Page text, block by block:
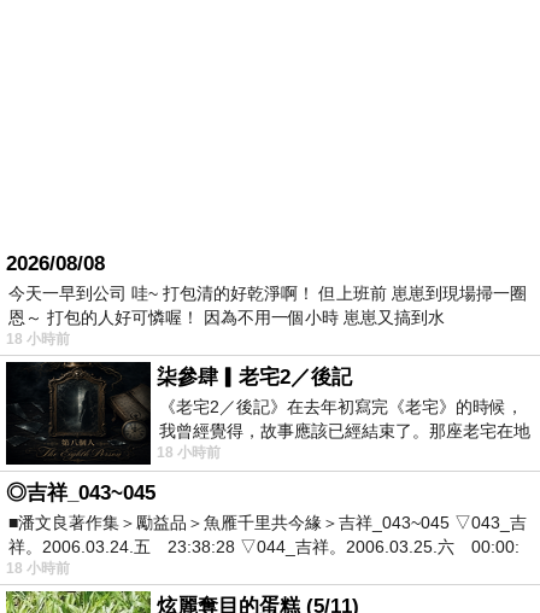
2026/08/08
今天一早到公司 哇~ 打包清的好乾淨啊！ 但上班前 崽崽到現場掃一圈
恩～ 打包的人好可憐喔！ 因為不用一個小時 崽崽又搞到水
18 小時前
柒參肆▎老宅2／後記
《老宅2／後記》在去年初寫完《老宅》的時候，
我曾經覺得，故事應該已經結束了。那座老宅在地
震中倒塌，七個人終於離開那片黑暗，
18 小時前
◎吉祥_043~045
■潘文良著作集＞勵益品＞魚雁千里共今緣＞吉祥_043~045 ▽043_吉
祥。2006.03.24.五 23:38:28 ▽044_吉祥。2006.03.25.六 00:00:
18 小時前
炫麗奪目的蛋糕 (5/11)